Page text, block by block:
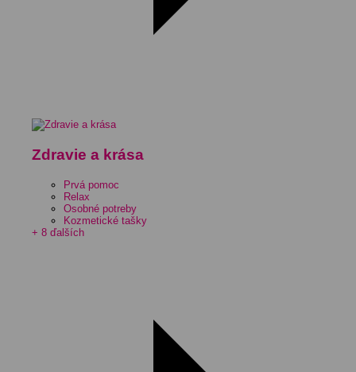
Zdravie a krása
Prvá pomoc
Relax
Osobné potreby
Kozmetické tašky
+ 8 ďalších